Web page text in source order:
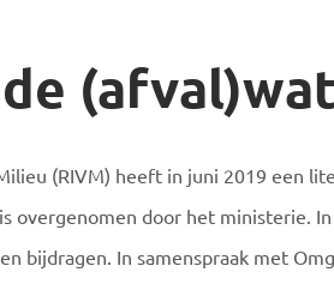
(RIVM) heeft in juni 2019 een
overgenomen door het ministerie.
bijdragen. In samenspraak met